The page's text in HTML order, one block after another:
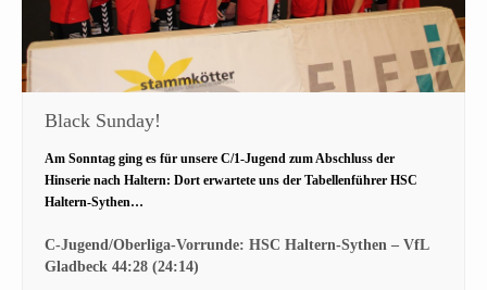
Black Sunday!
Am Sonntag ging es für unsere C/1-Jugend zum Abschluss der
Hinserie nach Haltern: Dort erwartete uns der Tabellenführer HSC
Haltern-Sythen…
C-Jugend/Oberliga-Vorrunde: HSC Haltern-Sythen – VfL
Gladbeck 44:28 (24:14)